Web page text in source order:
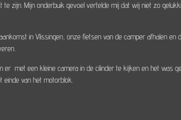
zijn. Mijn onderbuik gevoel vertelde mij dat wij niet zo
in Vlissingen, onze fietsen van de camper afhalen en
met een kleine camera in de cilinder te kijken en het was
einde van het motorblok.